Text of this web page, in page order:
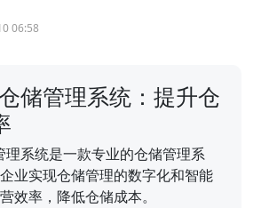
06:58
储管理系统：提升仓
理系统是一款专业的仓储管理系
业实现仓储管理的数字化和智能
效率，降低仓储成本。